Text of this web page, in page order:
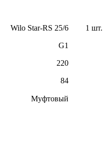
Wilo Star-RS 25/6 1 шт.
G1
220
84
Муфтовый